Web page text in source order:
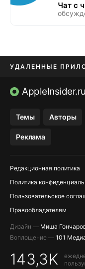
Чат с
УДАЛЕННЫЕ
ПРИЛОЖЕНИЯ БЕЗ
AppleInsider.ru
Темы Авторы
Реклама
Редакционная политика
Политика
Пользовательское
Правообладателям
Дизайн — Миша
Воплощение — 101
143,3K